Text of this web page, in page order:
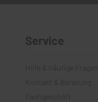
Service
Hilfe & häufige Fragen
Kontakt & Beratung
Fachgeschäft